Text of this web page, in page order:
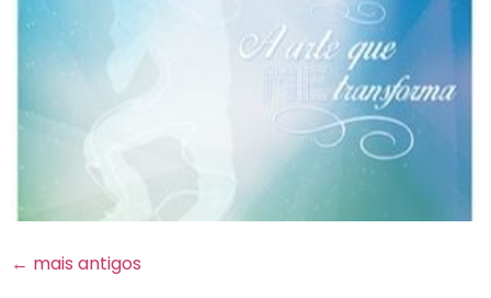
← mais antigos